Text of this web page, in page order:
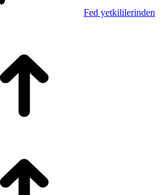
Fed yetkililerinden